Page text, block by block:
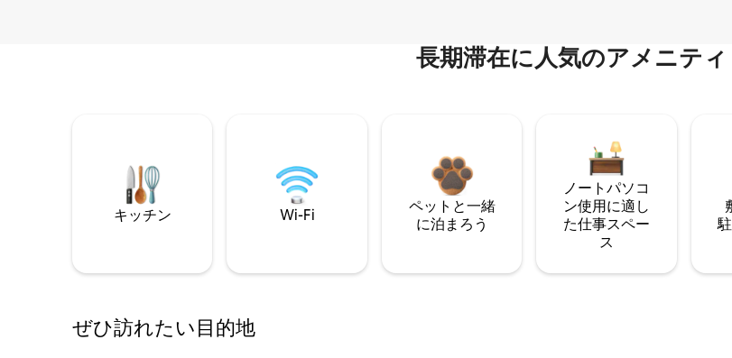
長期滞在に人気のアメニテ
キッチン Wi-Fi
ペットと一緒
に泊まろう
ノートパソコ
ン使用に適し
た仕事スペー
ス
ぜひ訪⁠れ⁠た⁠い目⁠的⁠地